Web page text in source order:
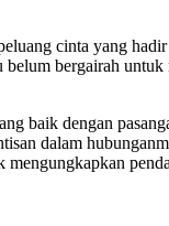
cinta yang
belum bergairah untuk
baik dengan
dalam
mengungkapkan